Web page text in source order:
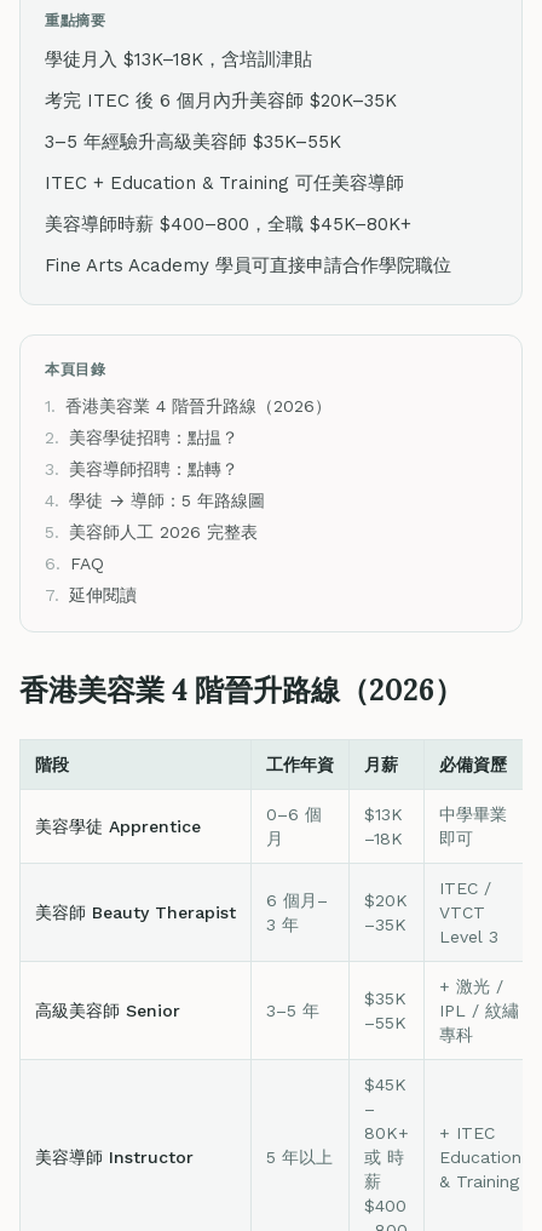
重點摘要
學徒月入 $13K–18K，含培訓津貼
考完 ITEC 後 6 個月內升美容師 $20K–35K
3–5 年經驗升高級美容師 $35K–55K
ITEC + Education & Training 可任美容導師
美容導師時薪 $400–800，全職 $45K–80K+
Fine Arts Academy 學員可直接申請合作學院職位
本頁目錄
1. 香港美容業 4 階晉升路線（2026）
2.
美容學徒招聘：點揾？
3.
美容導師招聘：點轉？
4. 學徒 → 導師：5 年路線圖
5.
美容師人工 2026 完整表
6.
FAQ
7. 延伸閱讀
香港美容業 4 階晉升路線（2026）
階段 工作年資 月薪 必備資歷
美容學徒 Apprentice
0–6 個
月
$13K
–18K
中學畢業
即可
美容師 Beauty Therapist
6 個月–
3 年
$20K
–35K
ITEC /
VTCT
Level 3
高級美容師 Senior 3–5 年
$35K
–55K
+ 激光 /
IPL / 紋繡
專科
美容導師 Instructor 5 年以上
$45K
–
80K+
或 時
薪
$400
+ ITEC
Education
& Training